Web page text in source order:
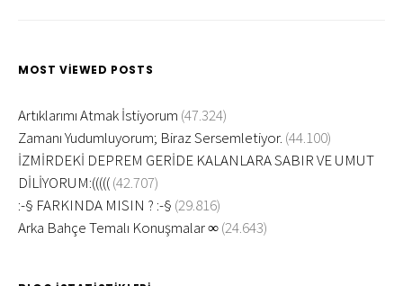
MOST VIEWED POSTS
Artıklarımı Atmak İstiyorum (47.324)
Zamanı Yudumluyorum; Biraz Sersemletiyor. (44.100)
İZMİRDEKİ DEPREM GERİDE KALANLARA SABIR VE UMUT
DİLİYORUM:((((((42.707)
:-§ FARKINDA MISIN ? :-§ (29.816)
Arka Bahçe Temalı Konuşmalar ∞(24.643)